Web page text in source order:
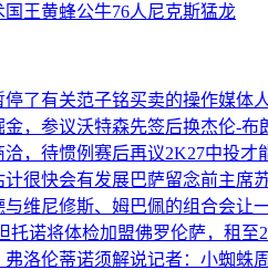
国王黄蜂公牛76人 尼克斯猛龙
了有关范子铭买卖的操作媒体
，参议沃特森先签后换杰伦-布
，待惯例赛后再议2K27中投才
计很快会有发展巴萨留念前主席
维尼修斯、姆巴佩的组合会让
托诺将体检加盟佛罗伦萨，租至
洛伦蒂诺须解说记者：小蜘蛛